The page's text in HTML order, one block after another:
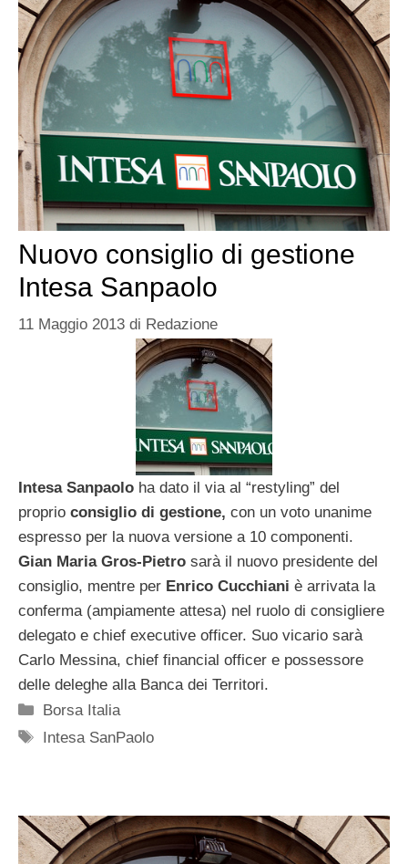
Nuovo consiglio di gestione
Intesa Sanpaolo
11 Maggio 2013 di Redazione
Intesa Sanpaolo ha dato il via al “restyling” del
proprio consiglio di gestione, con un voto unanime
espresso per la nuova versione a 10 componenti.
Gian Maria Gros-Pietro sarà il nuovo presidente del
consiglio, mentre per Enrico Cucchiani è arrivata la
conferma (ampiamente attesa) nel ruolo di consigliere
delegato e chief executive officer. Suo vicario sarà
Carlo Messina, chief financial officer e possessore
delle deleghe alla Banca dei Territori.
Categorie
Borsa Italia
Tag
Intesa SanPaolo